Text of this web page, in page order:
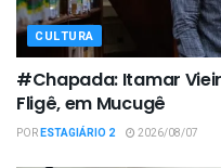
CULTURA
#Chapada: Itamar
Fligê, em Mucugê
PORESTAGIÁRIO 2 2026/08/07